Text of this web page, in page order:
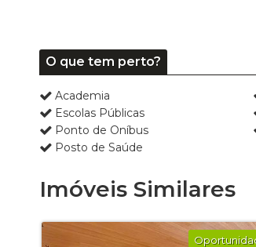
O que tem perto?
Academia
Escolas Públicas
Ponto de Oníbus
Posto de Saúde
Imóveis Similares